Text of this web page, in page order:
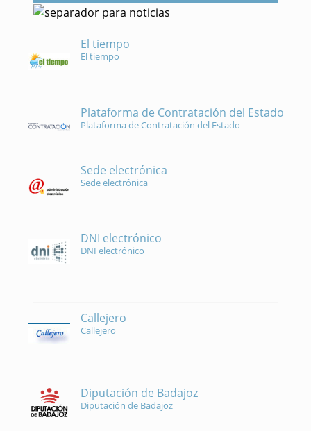
El tiempo
El tiempo
Plataforma de Contratación del Estado
Plataforma de Contratación del Estado
Sede electrónica
Sede electrónica
DNI electrónico
DNI electrónico
Callejero
Callejero
Diputación de Badajoz
Diputación de Badajoz